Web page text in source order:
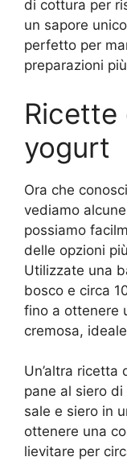
di cottura per
un sapore
perfetto per
preparazioni
Ricette
yogurt
Ora che
vediamo alcune
possiamo
delle opzioni
Utilizzate una
bosco e circa
fino a ottenere
cremosa,
Un’altra
pane al siero
sale e siero in
ottenere una
lievitare per